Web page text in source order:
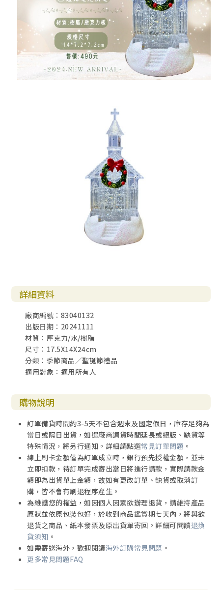
詳細資料
廠商編號：83040132
出版日期：20241111
材質：壓克力/水/樹脂
尺寸：17.5X14X24cm
分類：季節商品／聖誕節禮品
適用對象：適用所有人
購物說明
訂單備貨時間約3-5天不包含週末及國定假日，庫存足夠為
當日或隔日出貨，如遇廠商調貨時間延長或絕版、缺貨等
特殊情況，將另行通知。詳細請點選常見訂單問題 。
線上刷卡金額僅為訂單成立時，銀行預先授權金額，並未
立即扣款，待訂單完成寄出當日將進行請款，實際請款金
額即為出貨單上金額，故如有更改訂單、缺貨或取消訂
購，皆不會有刷退程序產生。
為維護您的權益，如因個人因素欲辦理退貨，請維持產品
原狀並依原包裝包好，於收到商品鑑賞期七天內，將與欲
退貨之商品、紙本發票及原出貨單寄回。詳細可閱讀退換
貨須知 。
如需寄送海外，歡迎閱讀海外訂購常見問題 。
更多常見問題FAQ